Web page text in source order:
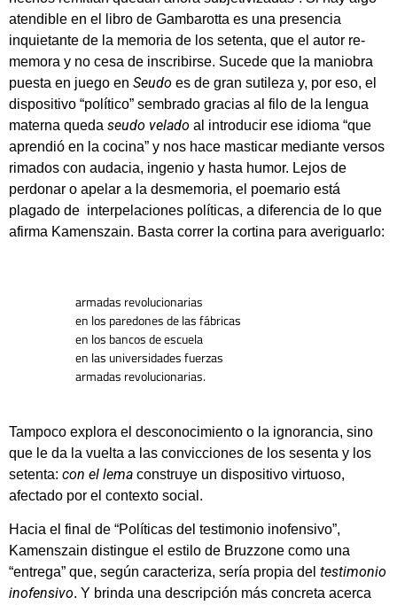
atendible en el libro de Gambarotta es una presencia
inquietante de la memoria de los setenta, que el autor re-
memora y no cesa de inscribirse. Sucede que la maniobra
puesta en juego en Seudo es de gran sutileza y, por eso, el
dispositivo “político” sembrado gracias al filo de la lengua
materna queda seudo velado al introducir ese idioma “que
aprendió en la cocina” y nos hace masticar mediante versos
rimados con audacia, ingenio y hasta humor. Lejos de
perdonar o apelar a la desmemoria, el poemario está
plagado de interpelaciones políticas, a diferencia de lo que
afirma Kamenszain. Basta correr la cortina para averiguarlo:
                         armadas revolucionarias.
Tampoco explora el desconocimiento o la ignorancia, sino
que le da la vuelta a las convicciones de los sesenta y los
setenta: con el lema construye un dispositivo virtuoso,
afectado por el contexto social.
Hacia el final de “Políticas del testimonio inofensivo”,
Kamenszain distingue el estilo de Bruzzone como una
“entrega” que, según caracteriza, sería propia del testimonio
inofensivo. Y brinda una descripción más concreta acerca